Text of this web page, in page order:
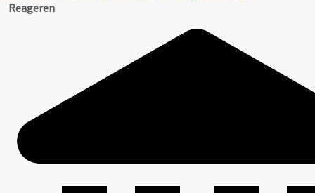
Reageren